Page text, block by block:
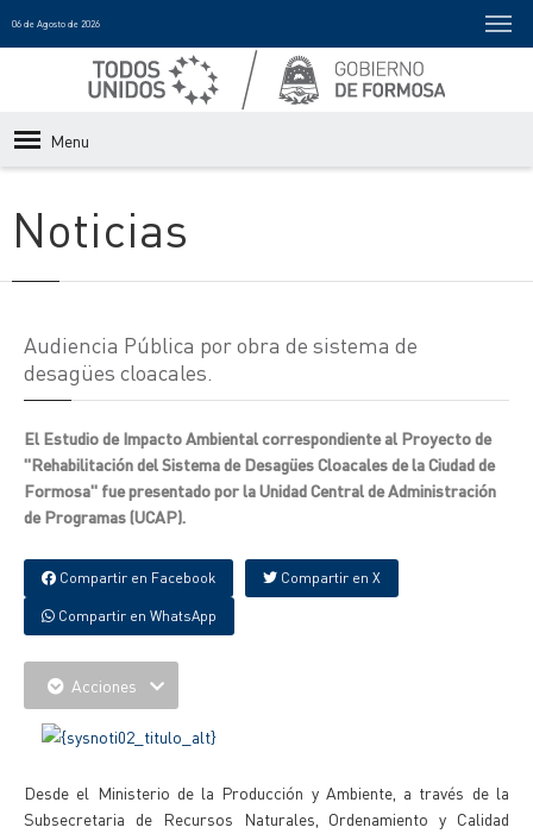
06 de Agosto de 2026
Menu
Noticias
Audiencia Pública por obra de sistema de
desagües cloacales.
El Estudio de Impacto Ambiental correspondiente al Proyecto de
"Rehabilitación del Sistema de Desagües Cloacales de la Ciudad de
Formosa" fue presentado por la Unidad Central de Administración
de Programas (UCAP).
Compartir en Facebook Compartir en X
Compartir en WhatsApp
Acciones
Desde el Ministerio de la Producción y Ambiente, a través de la
Subsecretaria de Recursos Naturales, Ordenamiento y Calidad